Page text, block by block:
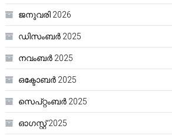
ജനുവരി 2026
ഡിസംബർ 2025
നവംബർ 2025
ഒക്ടോബർ 2025
സെപ്റ്റംബർ 2025
ഓഗസ്റ്റ്‌ 2025